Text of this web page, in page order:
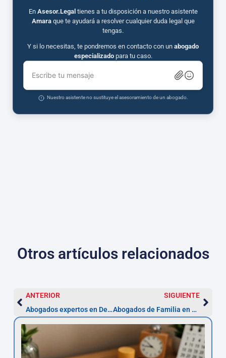
En Asesor.Legal tienes a tu disposición a nuestro asistente
Amaraque te ayudará a resolver cualquier duda legal que
tengas.
Y si lo necesitas, te pondremos en contacto con un abogado
especializadopara tu caso.
Escribe tu mensaje
Nuestro asistente no sustituye el asesoramiento de un abogado.
Otros artículos relacionados
ANTERIOR
Abogados expertos en Derecho Concursal en Jaén
SIGUIENTE
Abogados de Familia en Jaén – Especialistas 2026